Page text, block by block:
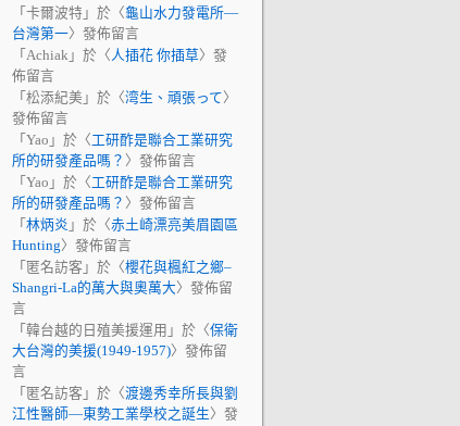
「 卡爾波特 」於〈龜山水力發電所—
台灣第一〉發佈留言
「 Achiak 」於〈人插花 你插草〉發
佈留言
「 松添紀美 」於〈湾生、頑張って〉
發佈留言
「 Yao 」於〈工研酢是聯合工業研究
所的研發產品嗎？ 〉發佈留言
「 Yao 」於〈工研酢是聯合工業研究
所的研發產品嗎？ 〉發佈留言
「 林炳炎 」於〈赤土崎漂亮美眉園區
Hunting〉發佈留言
「 匿名訪客 」於〈櫻花與楓紅之鄉–
Shangri-La的萬大與奧萬大〉發佈留
言
「 韓台越的日殖美援運用 」於〈保衛
大台灣的美援(1949-1957)〉發佈留
言
「 匿名訪客 」於〈渡邊秀幸所長與劉
江性醫師—東勢工業學校之誕生〉發